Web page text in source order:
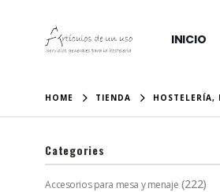
INICIO
HOME TIENDA HOSTELERÍA,
Categories
Accesorios para mesa y menaje (222)